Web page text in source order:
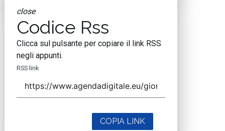
close
Codice Rss
Clicca sul pulsante per copiare il link RSS
negli appunti.
RSS link
COPIA LINK